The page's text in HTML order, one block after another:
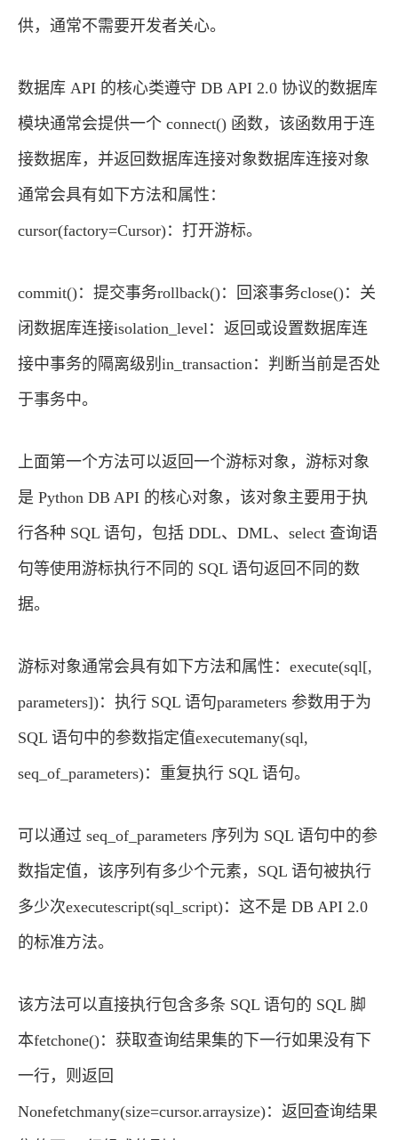
供，通常不需要开发者关心。
数据库 API 的核心类遵守 DB API 2.0 协议的数据库
模块通常会提供一个 connect() 函数，该函数用于连
接数据库，并返回数据库连接对象数据库连接对象
通常会具有如下方法和属性：
cursor(factory=Cursor)：打开游标。
commit()：提交事务rollback()：回滚事务close()：关
闭数据库连接isolation_level：返回或设置数据库连
接中事务的隔离级别in_transaction：判断当前是否处
于事务中。
上面第一个方法可以返回一个游标对象，游标对象
是 Python DB API 的核心对象，该对象主要用于执
行各种 SQL 语句，包括 DDL、DML、select 查询语
句等使用游标执行不同的 SQL 语句返回不同的数
据。
游标对象通常会具有如下方法和属性：execute(sql[,
parameters])：执行 SQL 语句parameters 参数用于为
SQL 语句中的参数指定值executemany(sql,
seq_of_parameters)：重复执行 SQL 语句。
可以通过 seq_of_parameters 序列为 SQL 语句中的参
数指定值，该序列有多少个元素，SQL 语句被执行
多少次executescript(sql_script)：这不是 DB API 2.0
的标准方法。
该方法可以直接执行包含多条 SQL 语句的 SQL 脚
本fetchone()：获取查询结果集的下一行如果没有下
一行，则返回
Nonefetchmany(size=cursor.arraysize)：返回查询结果